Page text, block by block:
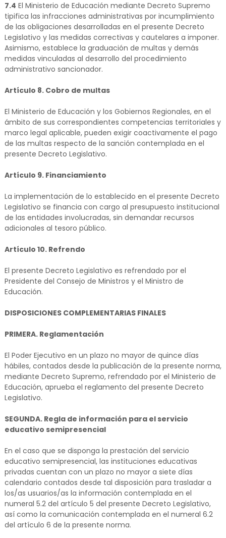
7.4 El Ministerio de Educación mediante Decreto Supremo
tipifica las infracciones administrativas por incumplimiento
de las obligaciones desarrolladas en el presente Decreto
Legislativo y las medidas correctivas y cautelares a imponer.
Asimismo, establece la graduación de multas y demás
medidas vinculadas al desarrollo del procedimiento
administrativo sancionador.
Artículo 8. Cobro de multas
El Ministerio de Educación y los Gobiernos Regionales, en el
ámbito de sus correspondientes competencias territoriales y
marco legal aplicable, pueden exigir coactivamente el pago
de las multas respecto de la sanción contemplada en el
presente Decreto Legislativo.
Artículo 9. Financiamiento
La implementación de lo establecido en el presente Decreto
Legislativo se financia con cargo al presupuesto institucional
de las entidades involucradas, sin demandar recursos
adicionales al tesoro público.
Artículo 10. Refrendo
El presente Decreto Legislativo es refrendado por el
Presidente del Consejo de Ministros y el Ministro de
Educación.
DISPOSICIONES COMPLEMENTARIAS FINALES
PRIMERA. Reglamentación
El Poder Ejecutivo en un plazo no mayor de quince días
hábiles, contados desde la publicación de la presente norma,
mediante Decreto Supremo, refrendado por el Ministerio de
Educación, aprueba el reglamento del presente Decreto
Legislativo.
SEGUNDA. Regla de información para el servicio
educativo semipresencial
En el caso que se disponga la prestación del servicio
educativo semipresencial, las instituciones educativas
privadas cuentan con un plazo no mayor a siete días
calendario contados desde tal disposición para trasladar a
los/as usuarios/as la información contemplada en el
numeral 5.2 del artículo 5 del presente Decreto Legislativo,
así como la comunicación contemplada en el numeral 6.2
del artículo 6 de la presente norma.